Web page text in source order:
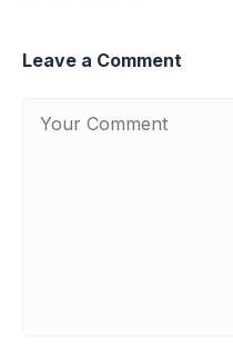
Leave a Comment